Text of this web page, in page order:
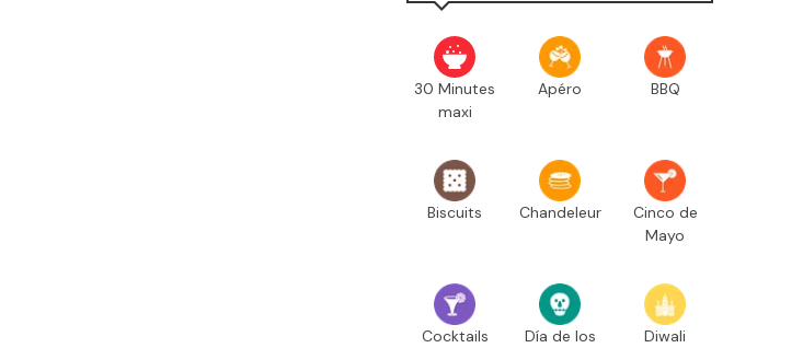
30 Minutes
maxi
Apéro BBQ
Biscuits Chandeleur
Cinco de
Mayo
Cocktails
Día de los
Diwali